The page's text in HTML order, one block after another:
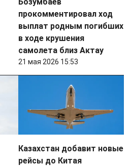
прокомментировал ход
выплат родным погибших
в ходе крушения
самолета близ Актау
21 мая 2026 15:53
Казахстан добавит новые
рейсы до Китая